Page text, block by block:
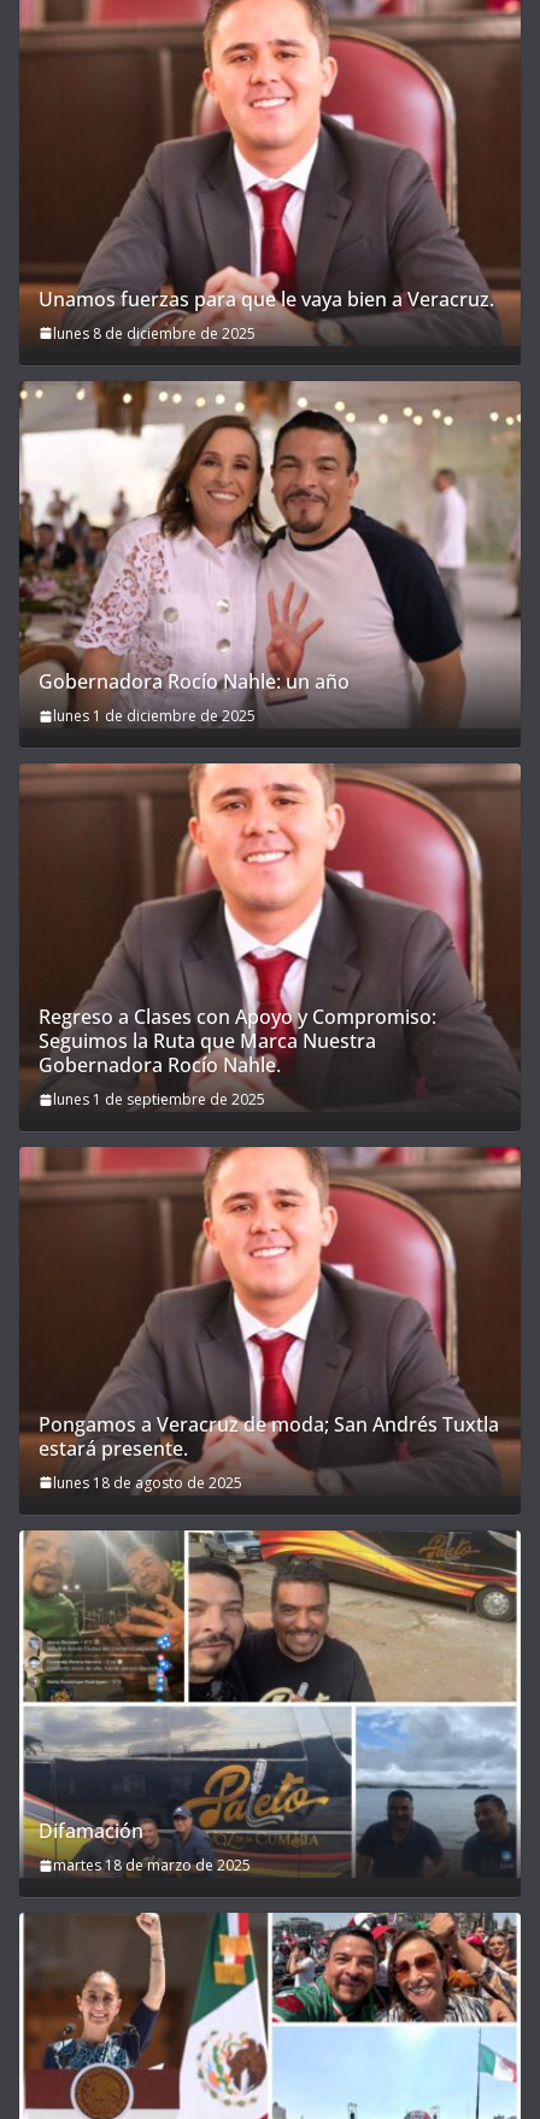
Unamos fuerzas para que le vaya bien a Veracruz.
lunes 8 de diciembre de 2025
Gobernadora Rocío Nahle: un año
lunes 1 de diciembre de 2025
Regreso a Clases con Apoyo y Compromiso:
Seguimos la Ruta que Marca Nuestra
Gobernadora Rocío Nahle.
lunes 1 de septiembre de 2025
Pongamos a Veracruz de moda; San Andrés Tuxtla
estará presente.
lunes 18 de agosto de 2025
Difamación
martes 18 de marzo de 2025